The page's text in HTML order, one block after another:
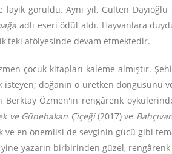
görüldü. Aynı yıl, Gülten Dayıoğlu
adlı eseri ödül aldı. Hayvanlara
atölyesinde devam etmektedir.
çocuk kitapları kaleme almıştır.
isteyen; doğanın o üretken döngüsünü
Berktay Özmen'in rengârenk
ve Günebakan Çiçeği(2017) ve
ve en önemlisi de sevginin gücü gibi
yine yazarın birbirinden güzel,